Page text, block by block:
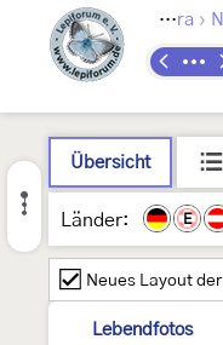
Lepidoptera ›
Übersicht
Länder: E
Neues Layout
Lebendfotos